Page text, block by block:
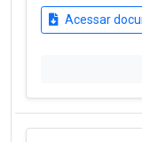
Acessar